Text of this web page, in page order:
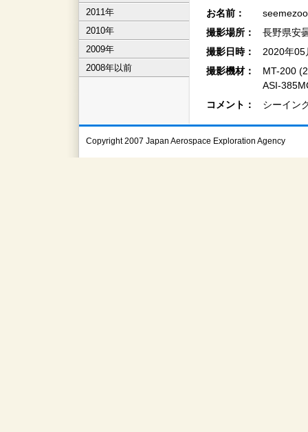
2011年
2010年
2009年
2008年以前
お名前：
撮影場所：
長野県安
撮影日時：
2020年
撮影機材：
MT-200
ASI-
コメント：
シーイン
Copyright 2007 Japan Aerospace Exploration Agency